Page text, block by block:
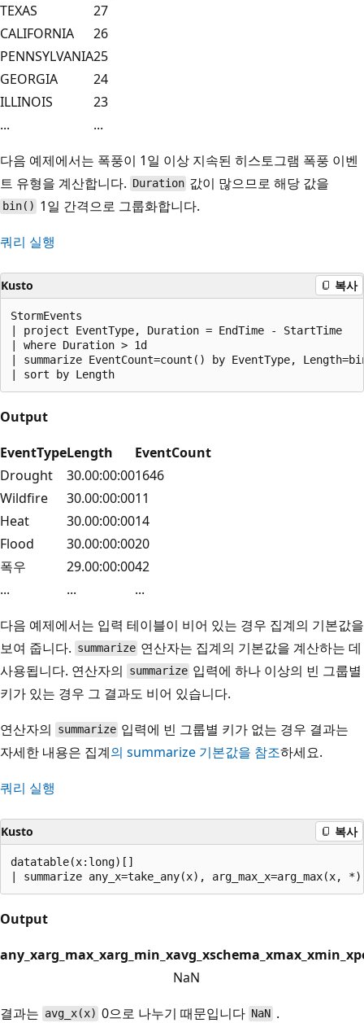
TEXAS
27
CALIFORNIA
26
PENNSYLVANIA25
GEORGIA
24
ILLINOIS
23
...
...
다음 예제에서는 폭풍이 1일 이상 지속된 히스토그램 폭풍 이벤
트 유형을 계산합니다.
Duration 값이 많으므로 해당 값을
bin() 1일 간격으로 그룹화합니다.
쿼리 실행
Kusto 복사
StormEvents
| project EventType, Duration = EndTime - StartTime
| where Duration > 1d
| summarize EventCount=count() by EventType,
Output
EventTypeLength
EventCount
Drought
30.00:00:001646
Wildfire
30.00:00:0011
Heat
30.00:00:0014
Flood
30.00:00:0020
폭우
29.00:00:0042
...
...
...
다음 예제에서는 입력 테이블이 비어 있는 경우 집계의 기본값을
보여 줍니다. summarize 연산자는 집계의 기본값을 계산하는 데
사용됩니다. 연산자의
summarize 입력에 하나 이상의 빈 그룹별
키가 있는 경우 그 결과도 비어 있습니다.
연산자의
summarize 입력에 빈 그룹별 키가 없는 경우 결과는
자세한 내용은 집계의 summarize 기본값을 참조하세요.
쿼리 실행
Kusto 복사
datatable(x:long)[]
Output
any_xarg_max_xarg_min_xavg_xschema_xmax_xmin_x
NaN
결과는 avg_x(x) 0으로 나누기 때문입니다 NaN .